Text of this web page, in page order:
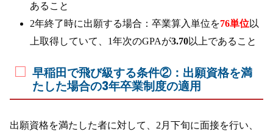
あること
2年終了時に出願する場合：卒業算入単位を76単位以
上取得していて、1年次のGPAが3.70以上であること
早稲田で飛び級する条件②：出願資格を満
たした場合の3年卒業制度の適用
出願資格を満たした者に対して、2月下旬に面接を行い、